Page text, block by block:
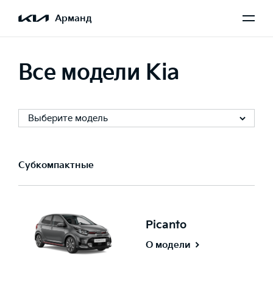
Арманд
Все модели Kia
Выберите модель
Субкомпактные
Picanto
О модели